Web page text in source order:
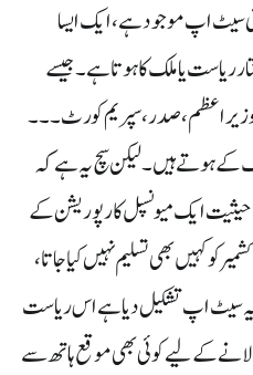
سیٹ اپ موجود ہے ، ایک ایسا
ریاست یا ملک کا ہوتا ہے۔ جیسے
،وزیراعظم ،صدر،سپریم کورٹ۔۔۔
کے ہوتے ہیں۔ لیکن سچ یہ ہے کہ
حیثیت ایک میونسپل کارپوریشن کے
کو کہیں بھی تسلیم نہیں کیا جاتا،
یہ سیٹ اپ تشکیل دیا ہے اس ریاست
کے لیے کوئی بھی موقع ہاتھ سے